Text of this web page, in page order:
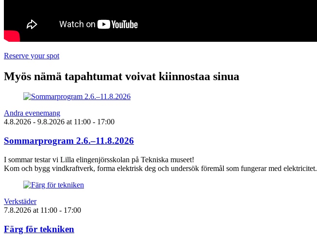
Reserve your spot
Myös nämä tapahtumat voivat kiinnostaa sinua
Andra evenemang
4.8.2026 - 9.8.2026 at 11:00 - 17:00
Sommarprogram 2.6.–11.8.2026
I sommar testar vi Lilla elingenjörsskolan på Tekniska museet!
Kom och bygg vindkraftverk, forma elektrisk deg och undersök föremål som fungerar med elektricitet.
Verkstäder
7.8.2026 at 11:00 - 17:00
Färg för tekniken